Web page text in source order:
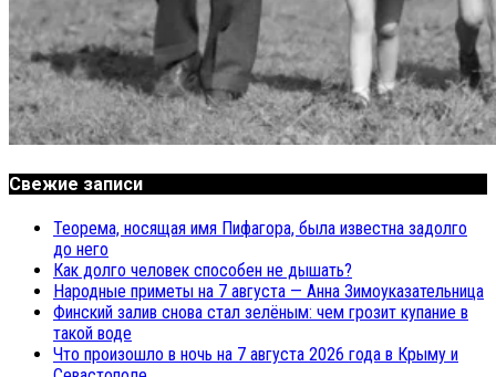
Свежие записи
Теорема, носящая имя Пифагора, была известна задолго
до него
Как долго человек способен не дышать?
Народные приметы на 7 августа — Анна Зимоуказательница
Финский залив снова стал зелёным: чем грозит купание в
такой воде
Что произошло в ночь на 7 августа 2026 года в Крыму и